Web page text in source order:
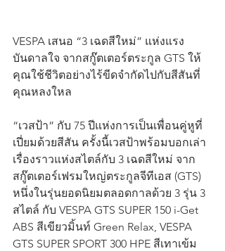
VESPA เสนอ “3 เฉดสีใหม่” แห่งแรง
บันดาลใจ จากสกู๊ตเตอร์ตระกูล GTS ให้
คุณใช้ชีวิตอย่างไร้ขีดจำกัดไปกับสีสันที่
คุณหลงใหล
“เวสป้า” กับ 75 ปีแห่งการเป็นเพื่อนคู่หูที่
เปี่ยมด้วยสีสัน ครั้งนี้เวสป้าพร้อมบอกเล่า
เรื่องราวแห่งสไตล์กับ 3 เฉดสีใหม่ จาก
สกู๊ตเตอร์เฟรมใหญ่ตระกูลจีทีเอส (GTS)
หนึ่งในรุ่นยอดนิยมตลอดกาลด้วย 3 รุ่น 3
สไตล์ กับ VESPA GTS SUPER 150 i-Get
ABS สีเขียวมิ้นท์ Green Relax, VESPA
GTS SUPER SPORT 300 HPE สีเทาเข้ม